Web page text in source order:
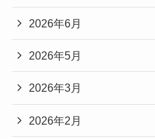
2026年6月
2026年5月
2026年3月
2026年2月